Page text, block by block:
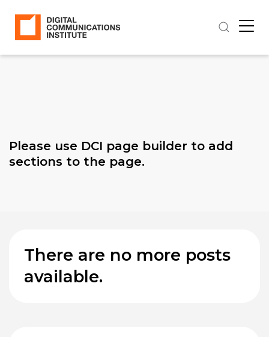
Please use DCI page builder to add
sections to the page.
There are no more posts
available.